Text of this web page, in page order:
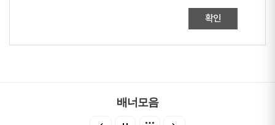
확인
배너모음